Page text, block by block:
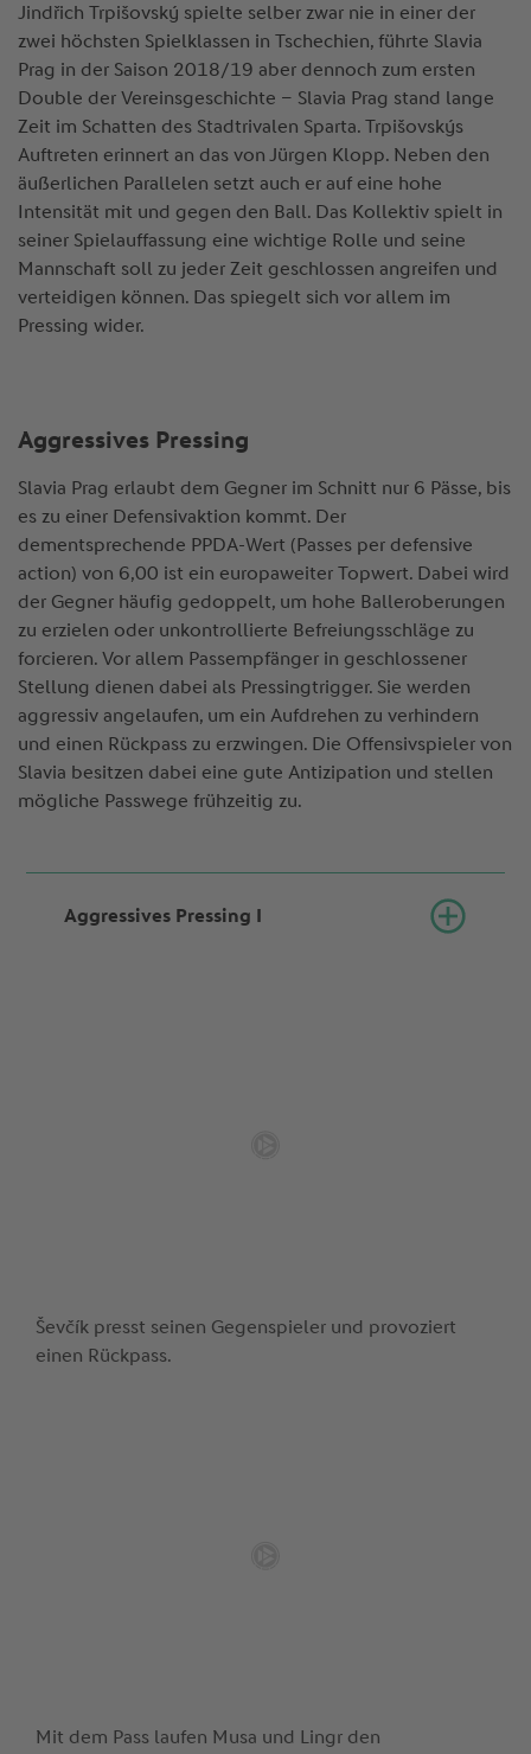
Jindřich Trpišovský spielte selber zwar nie in einer der
zwei höchsten Spielklassen in Tschechien, führte Slavia
Prag in der Saison 2018/19 aber dennoch zum ersten
Double der Vereinsgeschichte – Slavia Prag stand lange
Zeit im Schatten des Stadtrivalen Sparta. Trpišovskýs
Auftreten erinnert an das von Jürgen Klopp. Neben den
äußerlichen Parallelen setzt auch er auf eine hohe
Intensität mit und gegen den Ball. Das Kollektiv spielt in
seiner Spielauffassung eine wichtige Rolle und seine
Mannschaft soll zu jeder Zeit geschlossen angreifen und
verteidigen können. Das spiegelt sich vor allem im
Pressing wider.
Aggressives Pressing
Slavia Prag erlaubt dem Gegner im Schnitt nur 6 Pässe, bis
es zu einer Defensivaktion kommt. Der
dementsprechende PPDA-Wert (Passes per defensive
action) von 6,00 ist ein europaweiter Topwert. Dabei wird
der Gegner häufig gedoppelt, um hohe Balleroberungen
zu erzielen oder unkontrollierte Befreiungsschläge zu
forcieren. Vor allem Passempfänger in geschlossener
Stellung dienen dabei als Pressingtrigger. Sie werden
aggressiv angelaufen, um ein Aufdrehen zu verhindern
und einen Rückpass zu erzwingen. Die Offensivspieler von
Slavia besitzen dabei eine gute Antizipation und stellen
mögliche Passwege frühzeitig zu.
Aggressives Pressing I
Ševčík presst seinen Gegenspieler und provoziert
einen Rückpass.
Mit dem Pass laufen Musa und Lingr den